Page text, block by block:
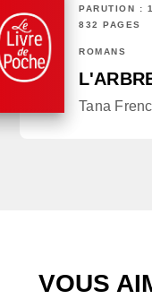
PARUTION :
832 PAGES
ROMANS
Tana
VOUS